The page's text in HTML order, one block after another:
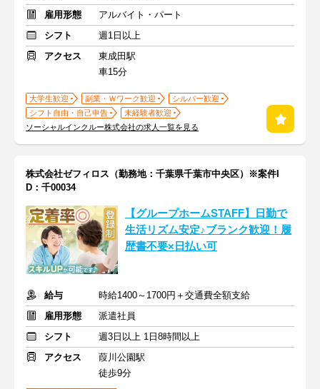
雇用形態
アルバイト・パート
シフト
週1日以上
アクセス
東成田駅
車15分
大学生歓迎 副業・Ｗワーク歓迎
シルバー歓迎
シフト自由・自己申告
未経験者歓迎
ソーシャルインクルー株式会社の求人一覧を見る
株式会社ゼフィロス（勤務地：千葉県千葉市中央区）※案件I
D：千00034
【グループホームSTAFF】日勤で
生活リズム安定♪ブランク歓迎！履
歴書不要×日払い可
給与
時給1400～1700円＋交通費全額支給
雇用形態
派遣社員
シフト
週3日以上 1日8時間以上
アクセス
葭川公園駅
徒歩9分